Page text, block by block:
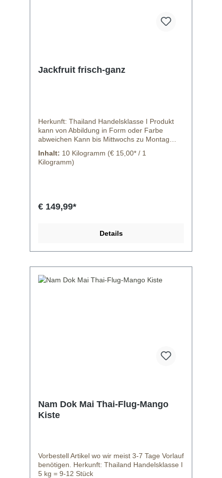
Jackfruit frisch-ganz
Herkunft: Thailand Handelsklasse I Produkt
kann von Abbildung in Form oder Farbe
abweichen Kann bis Mittwochs zu Montag
Inhalt: 10 Kilogramm (€ 15,00* / 1
Kilogramm)
€ 149,99*
Details
Nam Dok Mai Thai-Flug-Mango
Kiste
Vorbestell Artikel wo wir meist 3-7 Tage Vorlauf
benötigen. Herkunft: Thailand Handelsklasse I
5 kg = 9-12 Stück